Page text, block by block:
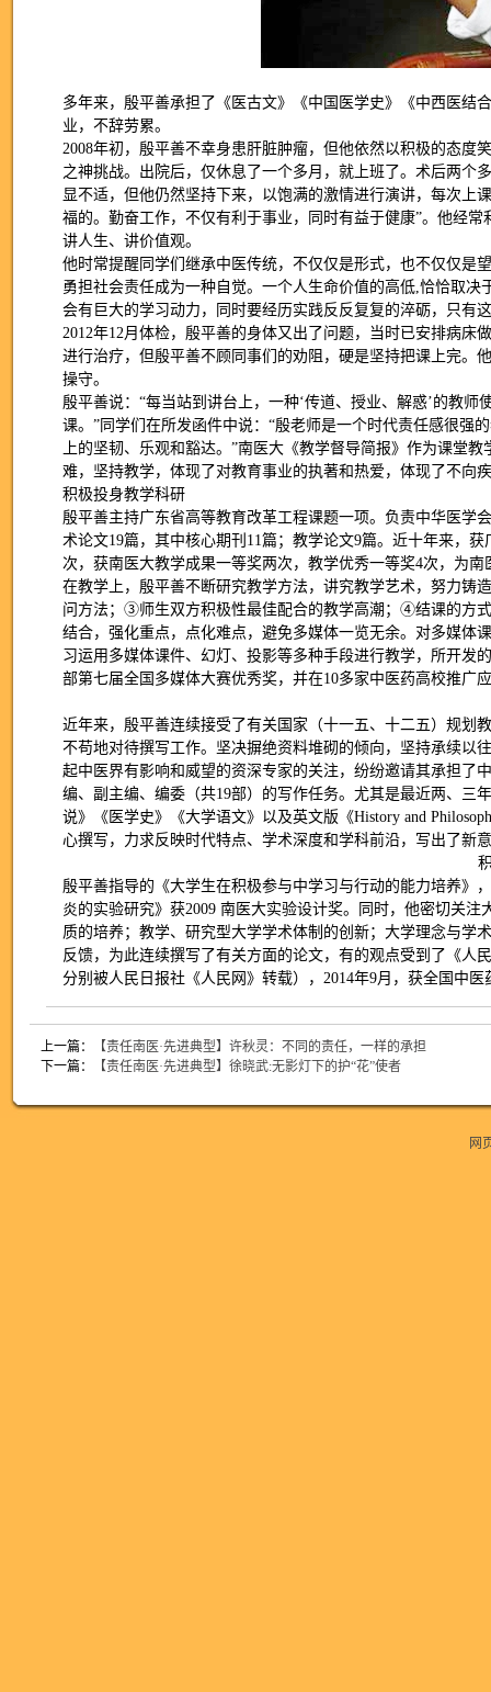
多年来，殷平善承担了《医古文》《中国医学史》《中西医结
业，不辞劳累。
2008年初，殷平善不幸身患肝脏肿瘤，但他依然以积极的态
之神挑战。出院后，仅休息了一个多月，就上班了。术后两个
显不适，但他仍然坚持下来，以饱满的激情进行演讲，每次上
福的。勤奋工作，不仅有利于事业，同时有益于健康”。他经
讲人生、讲价值观。
他时常提醒同学们继承中医传统，不仅仅是形式，也不仅仅是
勇担社会责任成为一种自觉。一个人生命价值的高低,恰恰取
会有巨大的学习动力，同时要经历实践反反复复的淬砺，只有
2012年12月体检，殷平善的身体又出了问题，当时已安排病
进行治疗，但殷平善不顾同事们的劝阻，硬是坚持把课上完。
操守。
殷平善说：“每当站到讲台上，一种‘传道、授业、解惑’的教
课。”同学们在所发函件中说：“殷老师是一个时代责任感很强
上的坚韧、乐观和豁达。”南医大《教学督导简报》作为课堂
难，坚持教学，体现了对教育事业的执著和热爱，体现了不向
积极投身教学科研
殷平善主持广东省高等教育改革工程课题一项。负责中华医学
术论文19篇，其中核心期刊11篇；教学论文9篇。近十年来，
次，获南医大教学成果一等奖两次，教学优秀一等奖4次，为南
在教学上，殷平善不断研究教学方法，讲究教学艺术，努力
问方法；③师生双方积极性最佳配合的教学高潮；④结课的方
结合，强化重点，点化难点，避免多媒体一览无余。对多媒体
习运用多媒体课件、幻灯、投影等多种手段进行教学，所开发
部第七届全国多媒体大赛优秀奖，并在10多家中医药高校推广
近年来，殷平善连续接受了有关国家（十一五、十二五）规划
不苟地对待撰写工作。坚决摒绝资料堆砌的倾向，坚持承续以
起中医界有影响和威望的资深专家的关注，纷纷邀请其承担了
编、副主编、编委（共19部）的写作任务。尤其是最近两、三
说》《医学史》《大学语文》以及英文版《History and
心撰写，力求反映时代特点、学术深度和学科前沿，写出了新
殷平善指导的《大学生在积极参与中学习与行动的能力培养》
炎的实验研究》获2009 南医大实验设计奖。同时，他密切关
质的培养；教学、研究型大学学术体制的创新；大学理念与学
反馈，为此连续撰写了有关方面的论文，有的观点受到了《人
分别被人民日报社《人民网》转载），2014年9月，获全国中
上一篇：
【责任南医·先进典型】许秋灵：不同的责任，一样的承担
下一篇：
【责任南医·先进典型】徐晓武:无影灯下的护“花”使者
网